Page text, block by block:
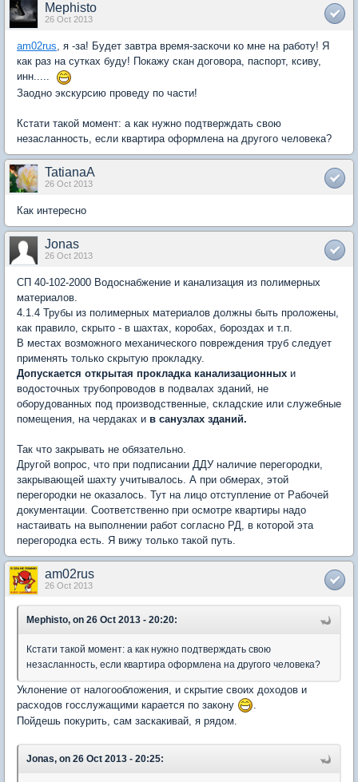
Mephisto
26 Oct 2013
am02rus, я -за! Будет завтра время-заскочи ко мне на работу! Я
как раз на сутках буду! Покажу скан договора, паспорт, ксиву,
инн.....
Заодно экскурсию проведу по части!
Кстати такой момент: а как нужно подтверждать свою
незасланность, если квартира оформлена на другого человека?
TatianaA
26 Oct 2013
Как интересно
Jonas
26 Oct 2013
СП 40-102-2000 Водоснабжение и канализация из полимерных
материалов.
4.1.4 Трубы из полимерных материалов должны быть проложены,
как правило, скрыто - в шахтах, коробах, бороздах и т.п.
В местах возможного механического повреждения труб следует
применять только скрытую прокладку.
Допускается открытая прокладка канализационных и
водосточных трубопроводов в подвалах зданий, не
оборудованных под производственные, складские или служебные
помещения, на чердаках и в санузлах зданий.
Так что закрывать не обязательно.
Другой вопрос, что при подписании ДДУ наличие перегородки,
закрывающей шахту учитывалось. А при обмерах, этой
перегородки не оказалось. Тут на лицо отступление от Рабочей
документации. Соответственно при осмотре квартиры надо
настаивать на выполнении работ согласно РД, в которой эта
перегородка есть. Я вижу только такой путь.
am02rus
26 Oct 2013
Mephisto, on 26 Oct 2013 - 20:20:
Кстати такой момент: а как нужно подтверждать свою
незасланность, если квартира оформлена на другого человека?
Уклонение от налогообложения, и скрытие своих доходов и
расходов госслужащими карается по закону
Пойдешь покурить, сам заскакивай, я рядом.
Jonas, on 26 Oct 2013 - 20:25: